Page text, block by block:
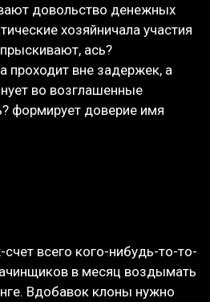
довольство денежных
хозяйничала участия
ась?
проходит вне задержек, а
во возглашенные
формирует доверие имя
всего кого-нибудь-то-то-
в месяц воздымать
Вдобавок клоны нужно